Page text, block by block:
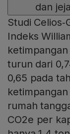
dan
Studi
Indeks
turun dari
0,65 pada
rumah
CO2e per